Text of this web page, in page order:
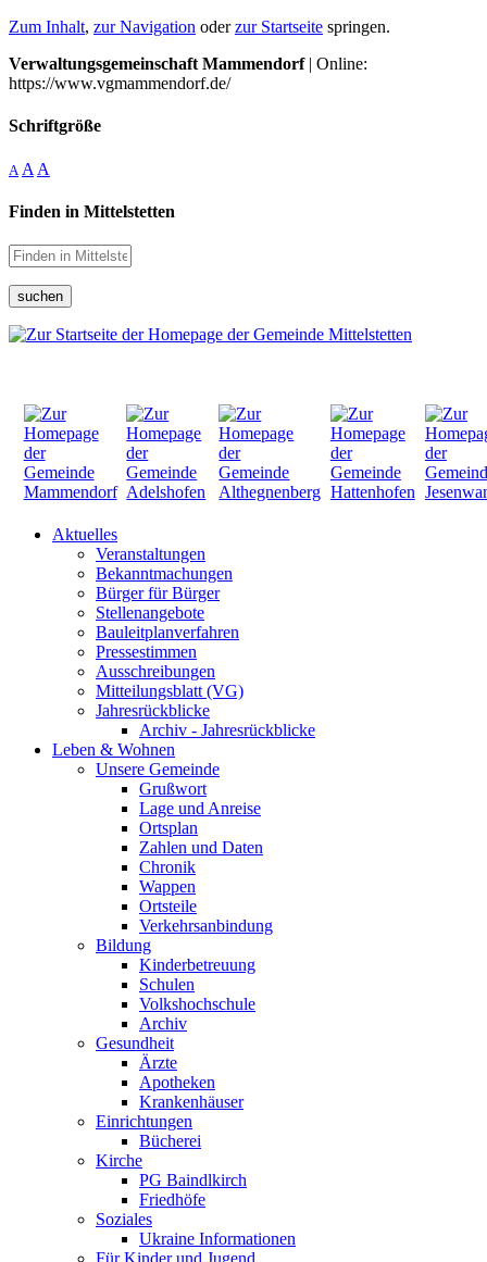
Zum Inhalt, zur Navigation oderzur Startseite springen.
Verwaltungsgemeinschaft Mammendorf| Online:
https://www.vgmammendorf.de/
Schriftgröße
A A A
Finden in Mittelstetten
suchen
Aktuelles
Veranstaltungen
Bekanntmachungen
Bürger für Bürger
Stellenangebote
Bauleitplanverfahren
Pressestimmen
Ausschreibungen
Mitteilungsblatt (VG)
Jahresrückblicke
Archiv - Jahresrückblicke
Leben & Wohnen
Unsere Gemeinde
Grußwort
Lage und Anreise
Ortsplan
Zahlen und Daten
Chronik
Wappen
Ortsteile
Verkehrsanbindung
Bildung
Kinderbetreuung
Schulen
Volkshochschule
Archiv
Gesundheit
Ärzte
Apotheken
Krankenhäuser
Einrichtungen
Bücherei
Kirche
PG Baindlkirch
Friedhöfe
Soziales
Ukraine Informationen
Für Kinder und Jugend